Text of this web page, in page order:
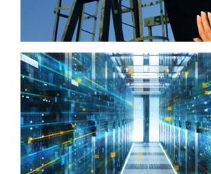
Full Service